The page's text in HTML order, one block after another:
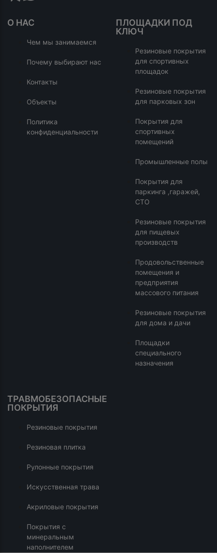
О НАС
Чем мы занимаемся
Почему выбирают нас
Контакты
Объекты
Политика
конфиденциальности
ПЛОЩАДКИ ПОД
КЛЮЧ
Резиновые покрытия
для спортивных
площадок
Резиновые покрытия
для парковых зон
Покрытия для
спортивных
помещений
Промышленные полы
Покрытия для
паркинга ,гаражей,
СТО
Резиновые покрытия
для пищевых
производств
Продовольственные
помещения и
предприятия
массового питания
Резиновые покрытия
для дома и дачи
Площадки
специального
назначения
ТРАВМОБЕЗОПАСНЫЕ
ПОКРЫТИЯ
Резиновые покрытия
Резиновая плитка
Рулонные покрытия
Искусственная трава
Акриловые покрытия
Покрытия с
минеральным
наполнителем